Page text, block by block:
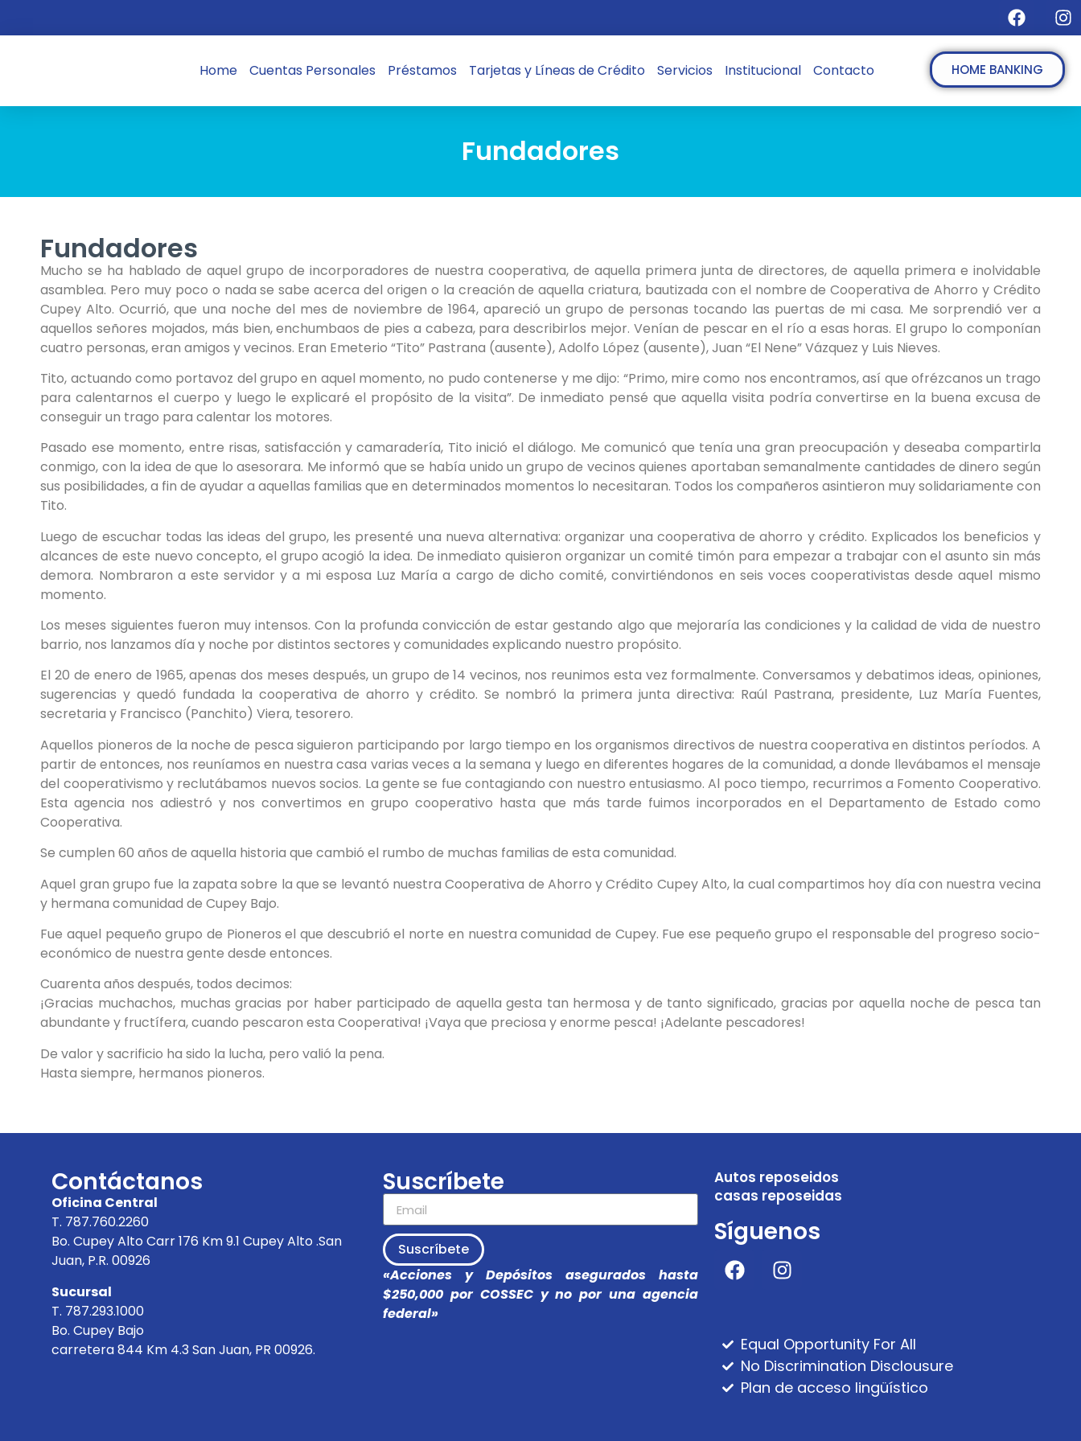
Home Cuentas Personales Préstamos Tarjetas y Líneas de Crédito Servicios Institucional Contacto HOME BANKING
Fundadores
Fundadores
Mucho se ha hablado de aquel grupo de incorporadores de nuestra cooperativa, de aquella primera junta de directores, de aquella primera e inolvidable
asamblea. Pero muy poco o nada se sabe acerca del origen o la creación de aquella criatura, bautizada con el nombre de Cooperativa de Ahorro y Crédito
Cupey Alto. Ocurrió, que una noche del mes de noviembre de 1964, apareció un grupo de personas tocando las puertas de mi casa. Me sorprendió ver a
aquellos señores mojados, más bien, enchumbaos de pies a cabeza, para describirlos mejor. Venían de pescar en el río a esas horas. El grupo lo componían
cuatro personas, eran amigos y vecinos. Eran Emeterio “Tito” Pastrana (ausente), Adolfo López (ausente), Juan “El Nene” Vázquez y Luis Nieves.
Tito, actuando como portavoz del grupo en aquel momento, no pudo contenerse y me dijo: “Primo, mire como nos encontramos, así que ofrézcanos un trago
para calentarnos el cuerpo y luego le explicaré el propósito de la visita”. De inmediato pensé que aquella visita podría convertirse en la buena excusa de
conseguir un trago para calentar los motores.
Pasado ese momento, entre risas, satisfacción y camaradería, Tito inició el diálogo. Me comunicó que tenía una gran preocupación y deseaba compartirla
conmigo, con la idea de que lo asesorara. Me informó que se había unido un grupo de vecinos quienes aportaban semanalmente cantidades de dinero según
sus posibilidades, a fin de ayudar a aquellas familias que en determinados momentos lo necesitaran. Todos los compañeros asintieron muy solidariamente con
Tito.
Luego de escuchar todas las ideas del grupo, les presenté una nueva alternativa: organizar una cooperativa de ahorro y crédito. Explicados los beneficios y
alcances de este nuevo concepto, el grupo acogió la idea. De inmediato quisieron organizar un comité timón para empezar a trabajar con el asunto sin más
demora. Nombraron a este servidor y a mi esposa Luz María a cargo de dicho comité, convirtiéndonos en seis voces cooperativistas desde aquel mismo
momento.
Los meses siguientes fueron muy intensos. Con la profunda convicción de estar gestando algo que mejoraría las condiciones y la calidad de vida de nuestro
barrio, nos lanzamos día y noche por distintos sectores y comunidades explicando nuestro propósito.
El 20 de enero de 1965, apenas dos meses después, un grupo de 14 vecinos, nos reunimos esta vez formalmente. Conversamos y debatimos ideas, opiniones,
sugerencias y quedó fundada la cooperativa de ahorro y crédito. Se nombró la primera junta directiva: Raúl Pastrana, presidente, Luz María Fuentes,
secretaria y Francisco (Panchito) Viera, tesorero.
Aquellos pioneros de la noche de pesca siguieron participando por largo tiempo en los organismos directivos de nuestra cooperativa en distintos períodos. A
partir de entonces, nos reuníamos en nuestra casa varias veces a la semana y luego en diferentes hogares de la comunidad, a donde llevábamos el mensaje
del cooperativismo y reclutábamos nuevos socios. La gente se fue contagiando con nuestro entusiasmo. Al poco tiempo, recurrimos a Fomento Cooperativo.
Esta agencia nos adiestró y nos convertimos en grupo cooperativo hasta que más tarde fuimos incorporados en el Departamento de Estado como
Cooperativa.
Se cumplen 60 años de aquella historia que cambió el rumbo de muchas familias de esta comunidad.
Aquel gran grupo fue la zapata sobre la que se levantó nuestra Cooperativa de Ahorro y Crédito Cupey Alto, la cual compartimos hoy día con nuestra vecina
y hermana comunidad de Cupey Bajo.
Fue aquel pequeño grupo de Pioneros el que descubrió el norte en nuestra comunidad de Cupey. Fue ese pequeño grupo el responsable del progreso socio-
económico de nuestra gente desde entonces.
Cuarenta años después, todos decimos:
¡Gracias muchachos, muchas gracias por haber participado de aquella gesta tan hermosa y de tanto significado, gracias por aquella noche de pesca tan
abundante y fructífera, cuando pescaron esta Cooperativa! ¡Vaya que preciosa y enorme pesca! ¡Adelante pescadores!
De valor y sacrificio ha sido la lucha, pero valió la pena.
Hasta siempre, hermanos pioneros.
Contáctanos
Oficina Central
T. 787.760.2260
Bo. Cupey Alto Carr 176 Km 9.1 Cupey Alto .San
Juan, P.R. 00926
Sucursal
T. 787.293.1000
Bo. Cupey Bajo
carretera 844 Km 4.3 San Juan, PR 00926.
Suscríbete
Suscríbete
«Acciones y Depósitos asegurados hasta
$250,000 por COSSEC y no por una agencia
federal»
Autos reposeidos
casas reposeidas
Síguenos
Equal Opportunity For All
No Discrimination Disclousure
Plan de acceso lingüístico